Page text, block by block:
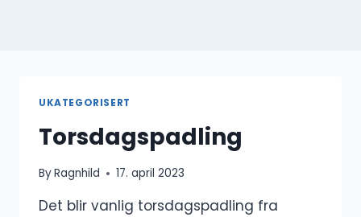
UKATEGORISERT
Torsdagspadling
ByRagnhild 17. april 2023
Det blir vanlig torsdagspadling fra